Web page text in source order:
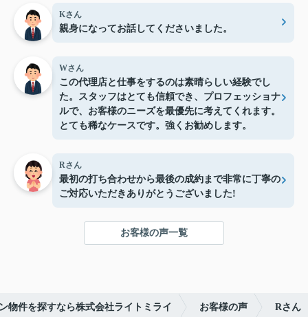
Kさん
親身になってお話してくださいました。
Wさん
この代理店と仕事をするのは素晴らしい経験でし
た。スタッフはとても信頼でき、プロフェッショナ
ルで、お客様のニーズを最優先に考えてくれます。
とても稀なケースです。強くお勧めします。
Rさん
最初の打ち合わせから最後の成約まで非常に丁寧の
ご対応いただきありがとうございました!
お客様の声一覧
物件を探すなら株式会社ライトミライ お客様の声 Rさん